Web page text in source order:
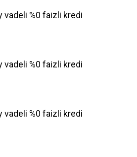
vadeli %0 faizli kredi
vadeli %0 faizli kredi
vadeli %0 faizli kredi